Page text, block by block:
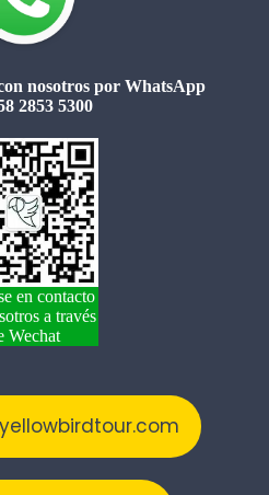
nosotros por WhatsApp
2853 5300
en contacto
a través
Wechat